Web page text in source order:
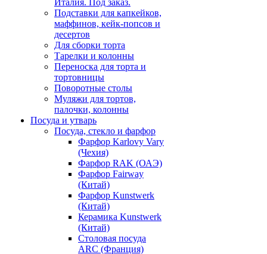
Подставки для капкейков,
маффинов, кейк-попсов и
десертов
Для сборки торта
Тарелки и колонны
Переноска для торта и
тортовницы
Поворотные столы
Муляжи для тортов,
палочки, колонны
Посуда и утварь
Посуда, стекло и фарфор
Фарфор Karlovy Vary
(Чехия)
Фарфор RAK (ОАЭ)
Фарфор Fairway
(Китай)
Фарфор Kunstwerk
(Китай)
Керамика Kunstwerk
(Китай)
Столовая посуда
ARC (Франция)